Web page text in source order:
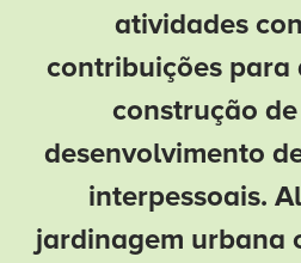
atividades
contribuições para
construção
desenvolvimento
interpessoais.
jardinagem urbana